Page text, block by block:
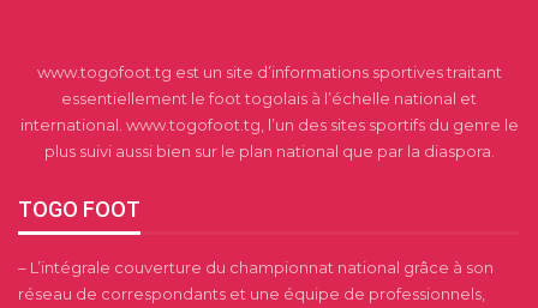
www.togofoot.tg est un site d’informations sportives traitant
essentiellement le foot togolais à l’échelle national et
international. www.togofoot.tg, l’un des sites sportifs du genre le
plus suivi aussi bien sur le plan national que par la diaspora.
TOGO FOOT
– L’intégrale couverture du championnat national grâce à son
réseau de correspondants et une équipe de professionnels,